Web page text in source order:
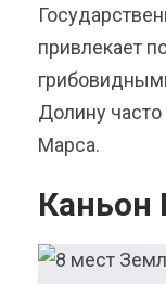
привлекает
Долину
Марса.